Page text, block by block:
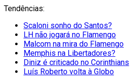
Tendências:
Scaloni sonho do Santos?
LH não jogará no Flamengo
Malcom na mira do Flamengo
Memphis na Libertadores?
Diniz é criticado no Corinthians
Luís Roberto volta à Globo